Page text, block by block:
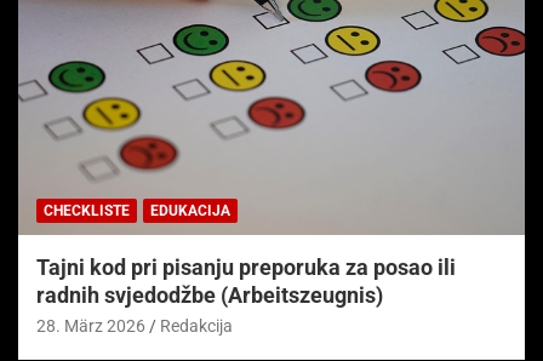
CHECKLISTE EDUKACIJA
Tajni kod pri pisanju preporuka za posao ili
radnih svjedodžbe (Arbeitszeugnis)
28. März 2026 Redakcija